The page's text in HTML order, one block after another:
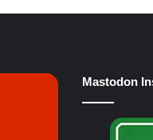
Mastodon